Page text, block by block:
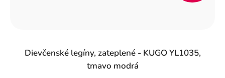
Dievčenské legíny, zateplené - KUGO YL1035,
tmavo modrá